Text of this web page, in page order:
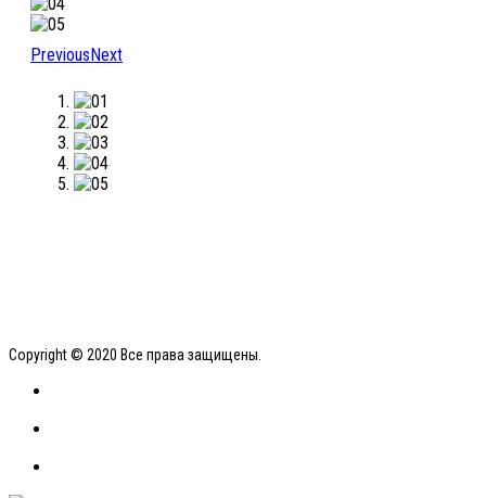
PreviousNext
Copyright © 2020 Все права защищены.